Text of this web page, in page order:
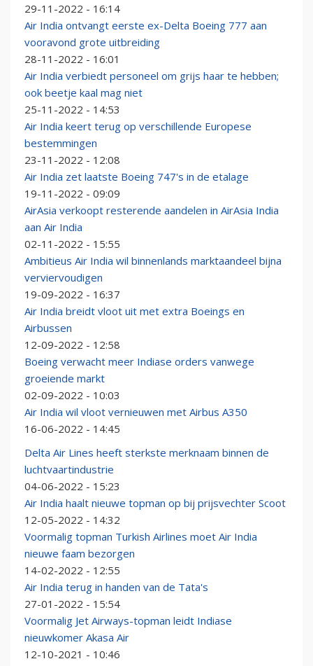
29-11-2022 - 16:14
Air India ontvangt eerste ex-Delta Boeing 777 aan
vooravond grote uitbreiding
28-11-2022 - 16:01
Air India verbiedt personeel om grijs haar te hebben;
ook beetje kaal mag niet
25-11-2022 - 14:53
Air India keert terug op verschillende Europese
bestemmingen
23-11-2022 - 12:08
Air India zet laatste Boeing 747's in de etalage
19-11-2022 - 09:09
AirAsia verkoopt resterende aandelen in AirAsia India
aan Air India
02-11-2022 - 15:55
Ambitieus Air India wil binnenlands marktaandeel bijna
verviervoudigen
19-09-2022 - 16:37
Air India breidt vloot uit met extra Boeings en
Airbussen
12-09-2022 - 12:58
Boeing verwacht meer Indiase orders vanwege
groeiende markt
02-09-2022 - 10:03
Air India wil vloot vernieuwen met Airbus A350
16-06-2022 - 14:45
Delta Air Lines heeft sterkste merknaam binnen de
luchtvaartindustrie
04-06-2022 - 15:23
Air India haalt nieuwe topman op bij prijsvechter Scoot
12-05-2022 - 14:32
Voormalig topman Turkish Airlines moet Air India
nieuwe faam bezorgen
14-02-2022 - 12:55
Air India terug in handen van de Tata's
27-01-2022 - 15:54
Voormalig Jet Airways-topman leidt Indiase
nieuwkomer Akasa Air
12-10-2021 - 10:46